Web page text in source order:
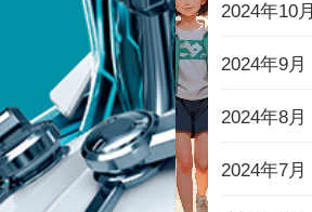
2024年10月
2024年9月
2024年8月
2024年7月